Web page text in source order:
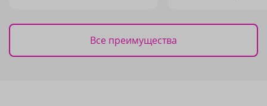
Все преимущества